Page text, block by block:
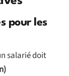
pour les
salarié doit